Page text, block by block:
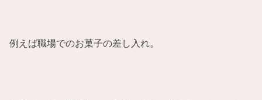
例えば職場でのお菓子の差し入れ。